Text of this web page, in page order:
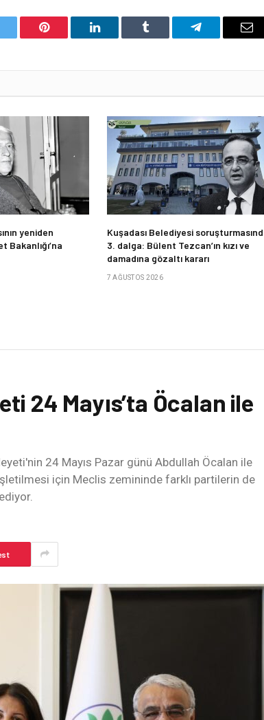
Pinterest LinkedIn Tumblr Telegram
yeniden
Bakanlığı’na
Kuşadası Belediyesi
3. dalga: Bülent Tezcan’ın kızı ve
damadına gözaltı kararı
7 AĞUSTOS 2026
24 Mayıs’ta Öcalan ile
24 Mayıs Pazar günü Abdullah Öcalan ile
için Meclis zemininde farklı partilerin de